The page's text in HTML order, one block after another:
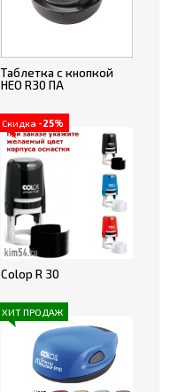
Таблетка с кнопкой
НЕО R30 ПА
Скидка -25%
Colop R 30
ХИТ ПРОДАЖ